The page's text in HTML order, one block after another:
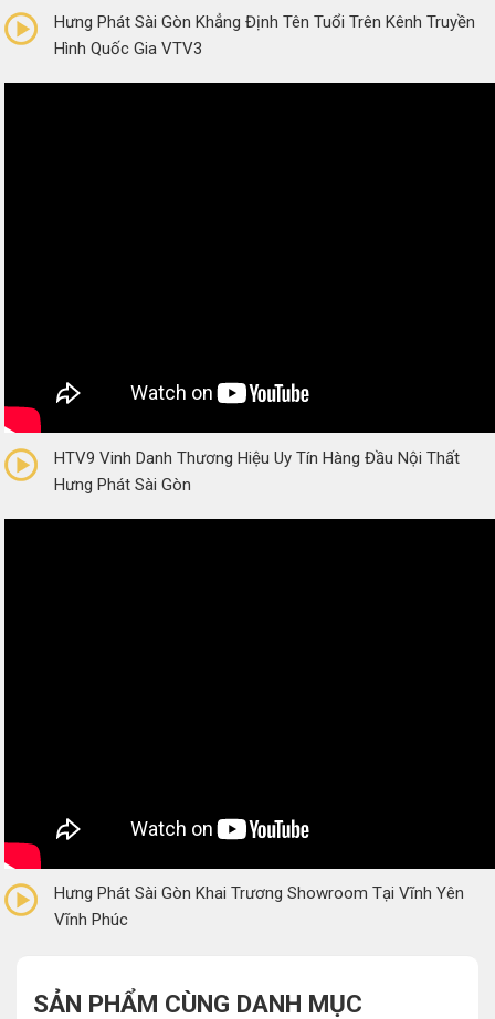
Hưng Phát Sài Gòn Khẳng Định Tên Tuổi Trên Kênh Truyền
Hình Quốc Gia VTV3
(0 Reviews)
HTV9 Vinh Danh Thương Hiệu Uy Tín Hàng Đầu Nội Thất
Hưng Phát Sài Gòn
(0 Reviews)
Hưng Phát Sài Gòn Khai Trương Showroom Tại Vĩnh Yên
Vĩnh Phúc
SẢN PHẨM CÙNG DANH MỤC